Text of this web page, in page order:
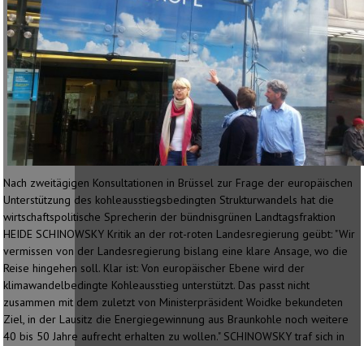
Nach zweitägigen Konsultationen in Brüssel zur Frage der europäischen
Unterstützung des kohleausstiegsbedingten Strukturwandels hat die
wirtschaftspolitische Sprecherin der bündnisgrünen Landtagsfraktion
HEIDE SCHINOWSKY Kritik an der rot-roten Landesregierung geübt: "Wir
vermissen von der Landesregierung bislang eine klare Ansage, wo die
Reise hingehen soll. Klar ist: Von europäischer Ebene wird der
klimawandelbedingte Kohleausstieg unterstützt. Das passt nicht
zusammen mit dem zuletzt von Ministerpräsident Woidke bekundeten
Ziel, in der Lausitz die Energiegewinnung aus Braunkohle noch weitere
40 bis 50 Jahre aufrecht erhalten zu wollen." SCHINOWSKY traf sich in